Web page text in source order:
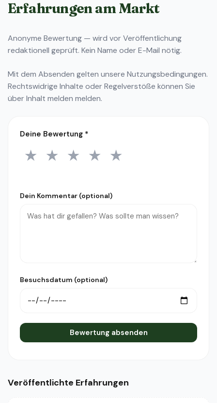
Erfahrungen am Markt
Anonyme Bewertung — wird vor Veröffentlichung
redaktionell geprüft. Kein Name oder E-Mail nötig.
Mit dem Absenden gelten unsere Nutzungsbedingungen.
Rechtswidrige Inhalte oder Regelverstöße können Sie
überInhalt melden melden.
Deine Bewertung *
1 Stern
★ 2 Sterne
★ 3 Sterne
★ 4 Sterne
★ 5 Sterne
★
Dein Kommentar (optional)
Besuchsdatum (optional)
Bewertung absenden
Veröffentlichte Erfahrungen